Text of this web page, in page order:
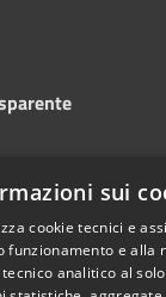
sui
cookie tecnici e
funzionamento e alla
analitico al